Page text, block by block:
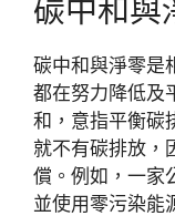
碳中和與
碳中和與淨零是
都在努力降低及
和，意指平衡碳
就不有碳排放，
償。例如，一家
並使用零污染能